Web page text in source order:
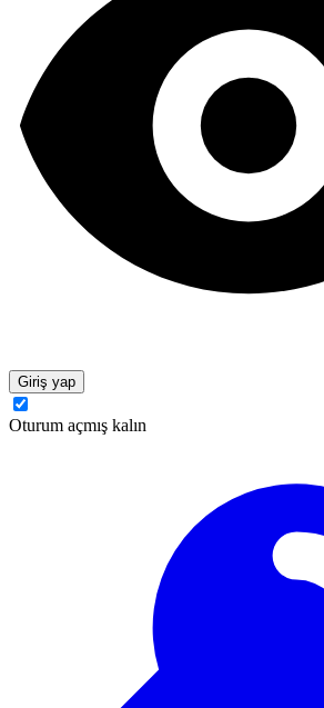
Giriş yap
Oturum açmış kalın